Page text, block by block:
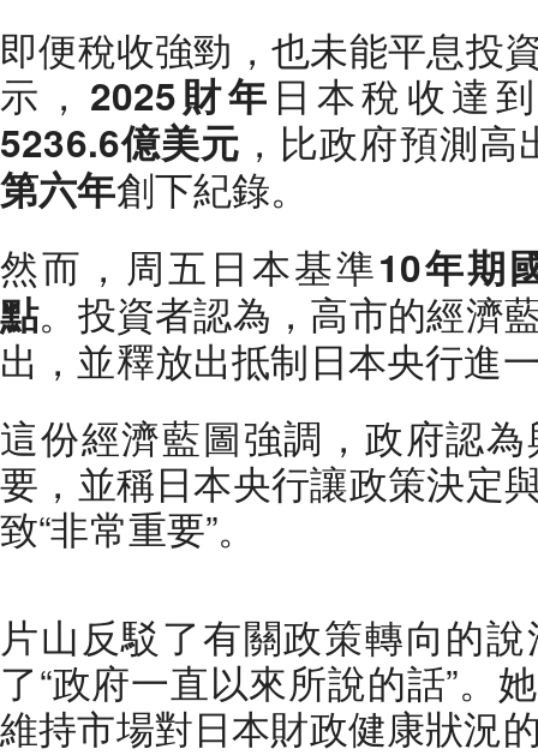
即便稅收強勁，也未能平息投
示， 2025財年 日本稅收達
5236.6億美元 ，比政府預測高
第六年創下紀錄。
然而，周五日本基準10年期
點。投資者認為，高市的經濟
出，並釋放出抵制日本央行進
這份經濟藍圖強調，政府認
要，並稱日本央行讓政策決定
致“非常重要”。
片山反駁了有關政策轉向的
了“政府一直以來所說的話”。
維持市場對日本財政健康狀況